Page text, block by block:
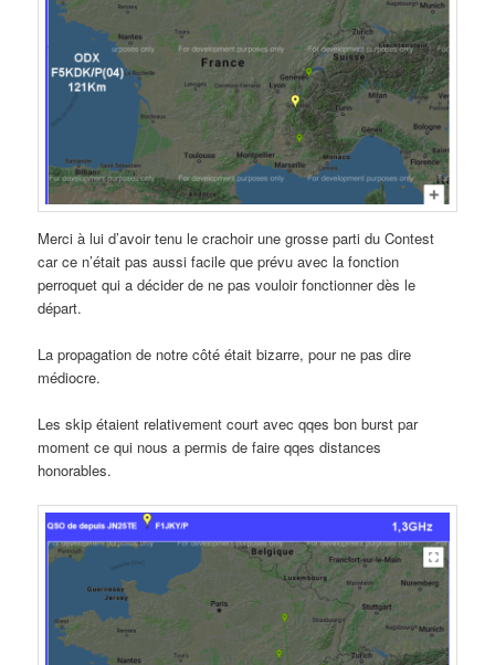
Merci à lui d’avoir tenu le crachoir une grosse parti du Contest
car ce n’était pas aussi facile que prévu avec la fonction
perroquet qui a décider de ne pas vouloir fonctionner dès le
départ.
La propagation de notre côté était bizarre, pour ne pas dire
médiocre.
Les skip étaient relativement court avec qqes bon burst par
moment ce qui nous a permis de faire qqes distances
honorables.